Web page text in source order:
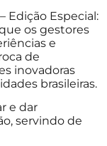
Edição Especial:
os gestores
e
de
inovadoras
brasileiras.
e dar
servindo de